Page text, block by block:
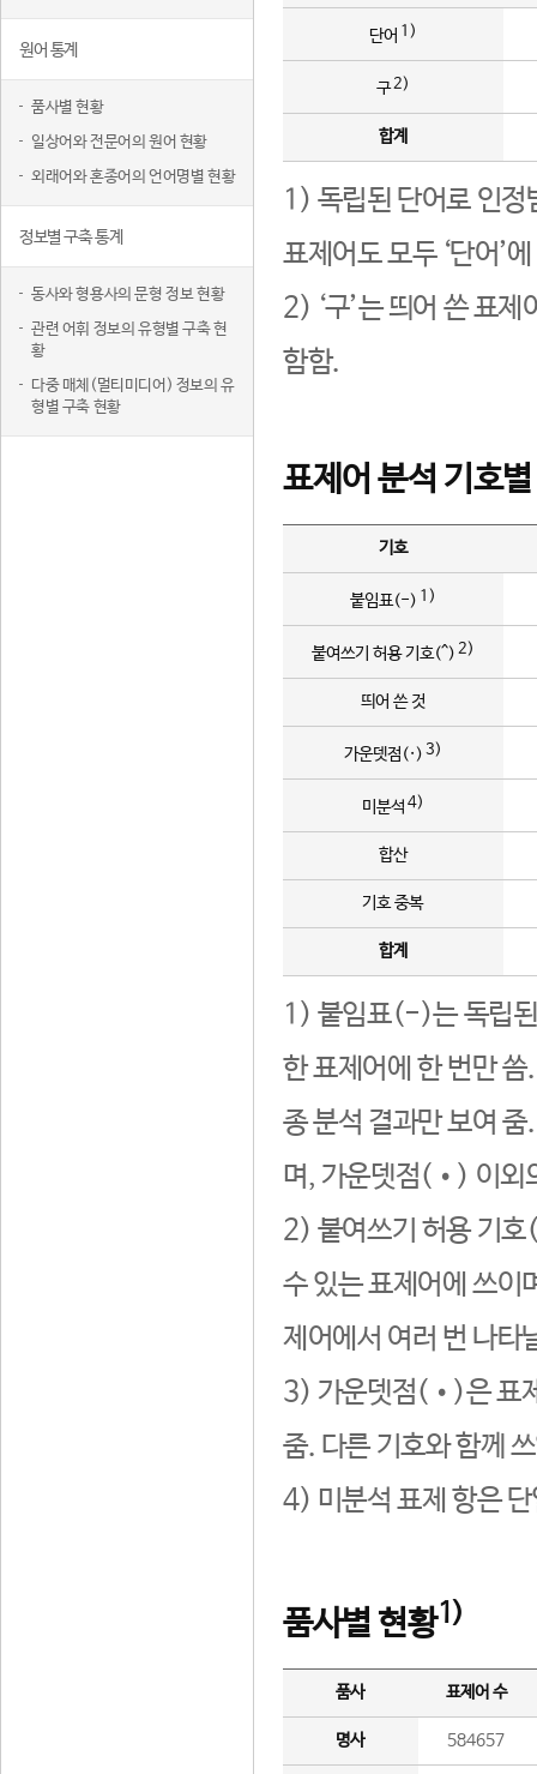
원어 통계
품사별 현황
일상어와 전문어의 원어 현황
외래어와 혼종어의 언어명별 현황
정보별 구축 통계
동사와 형용사의 문형 정보 현황
관련 어휘 정보의 유형별 구축 현
황
다중 매체(멀티미디어) 정보의 유
형별 구축 현황
단어 1)
구2)
합계
1) 독립된 단어로 인정
표제어도 모두 ‘단어’
2) ‘구’는 띄어 쓴 표
함함.
표제어 분석 기호
기호
붙임표(-) 1)
붙여쓰기 허용 기호(^) 2)
띄어 쓴 것
가운뎃점(·) 3)
미분석 4)
합산
기호 중복
합계
1) 붙임표(-)는 독립된
한 표제어에 한 번만
종 분석 결과만 보여
며, 가운뎃점(•) 이외
2) 붙여쓰기 허용 기호
수 있는 표제어에 쓰이
제어에서 여러 번 나타
3) 가운뎃점(•)은 표
줌. 다른 기호와 함께
4) 미분석 표제 항은
품사별 현황1)
품사 표제어 수
명사 584657